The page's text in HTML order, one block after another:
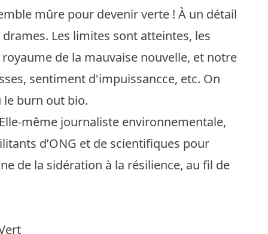
mûre pour devenir verte ! À un détail
Les limites sont atteintes, les
de la mauvaise nouvelle, et notre
sentiment d'impuissancce, etc. On
le burn out bio.
même journaliste environnementale,
d’ONG et de scientifiques pour
de la sidération à la résilience, au fil de